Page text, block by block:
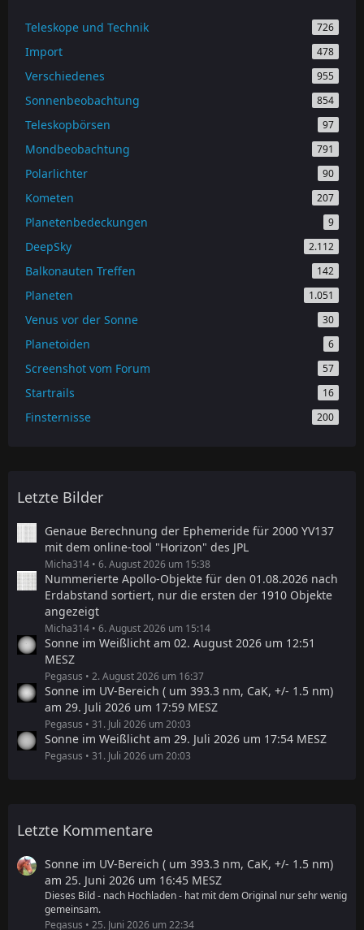
Teleskope und Technik 726
Import 478
Verschiedenes 955
Sonnenbeobachtung 854
Teleskopbörsen 97
Mondbeobachtung 791
Polarlichter 90
Kometen 207
Planetenbedeckungen 9
DeepSky 2.112
Balkonauten Treffen 142
Planeten 1.051
Venus vor der Sonne 30
Planetoiden 6
Screenshot vom Forum 57
Startrails 16
Finsternisse 200
Letzte Bilder
Genaue Berechnung der Ephemeride für 2000 YV137
mit dem online-tool "Horizon" des JPL
Micha314 6. August 2026 um 15:38
Nummerierte Apollo-Objekte für den 01.08.2026 nach
Erdabstand sortiert, nur die ersten der 1910 Objekte
angezeigt
Micha314 6. August 2026 um 15:14
Sonne im Weißlicht am 02. August 2026 um 12:51
MESZ
Pegasus 2. August 2026 um 16:37
Sonne im UV-Bereich ( um 393.3 nm, CaK, +/- 1.5 nm)
am 29. Juli 2026 um 17:59 MESZ
Pegasus 31. Juli 2026 um 20:03
Sonne im Weißlicht am 29. Juli 2026 um 17:54 MESZ
Pegasus 31. Juli 2026 um 20:03
Letzte Kommentare
Sonne im UV-Bereich ( um 393.3 nm, CaK, +/- 1.5 nm)
am 25. Juni 2026 um 16:45 MESZ
Dieses Bild - nach Hochladen - hat mit dem Original nur sehr wenig
gemeinsam.
Pegasus
25. Juni 2026 um 22:34